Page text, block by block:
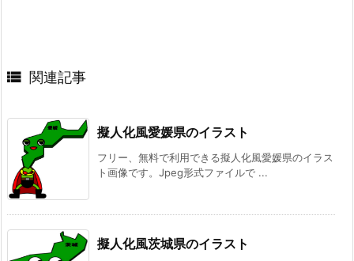
 関連記事
擬人化風愛媛県のイラスト
フリー、無料で利用できる擬人化風愛媛県のイラス
ト画像です。Jpeg形式ファイルで ...
擬人化風茨城県のイラスト